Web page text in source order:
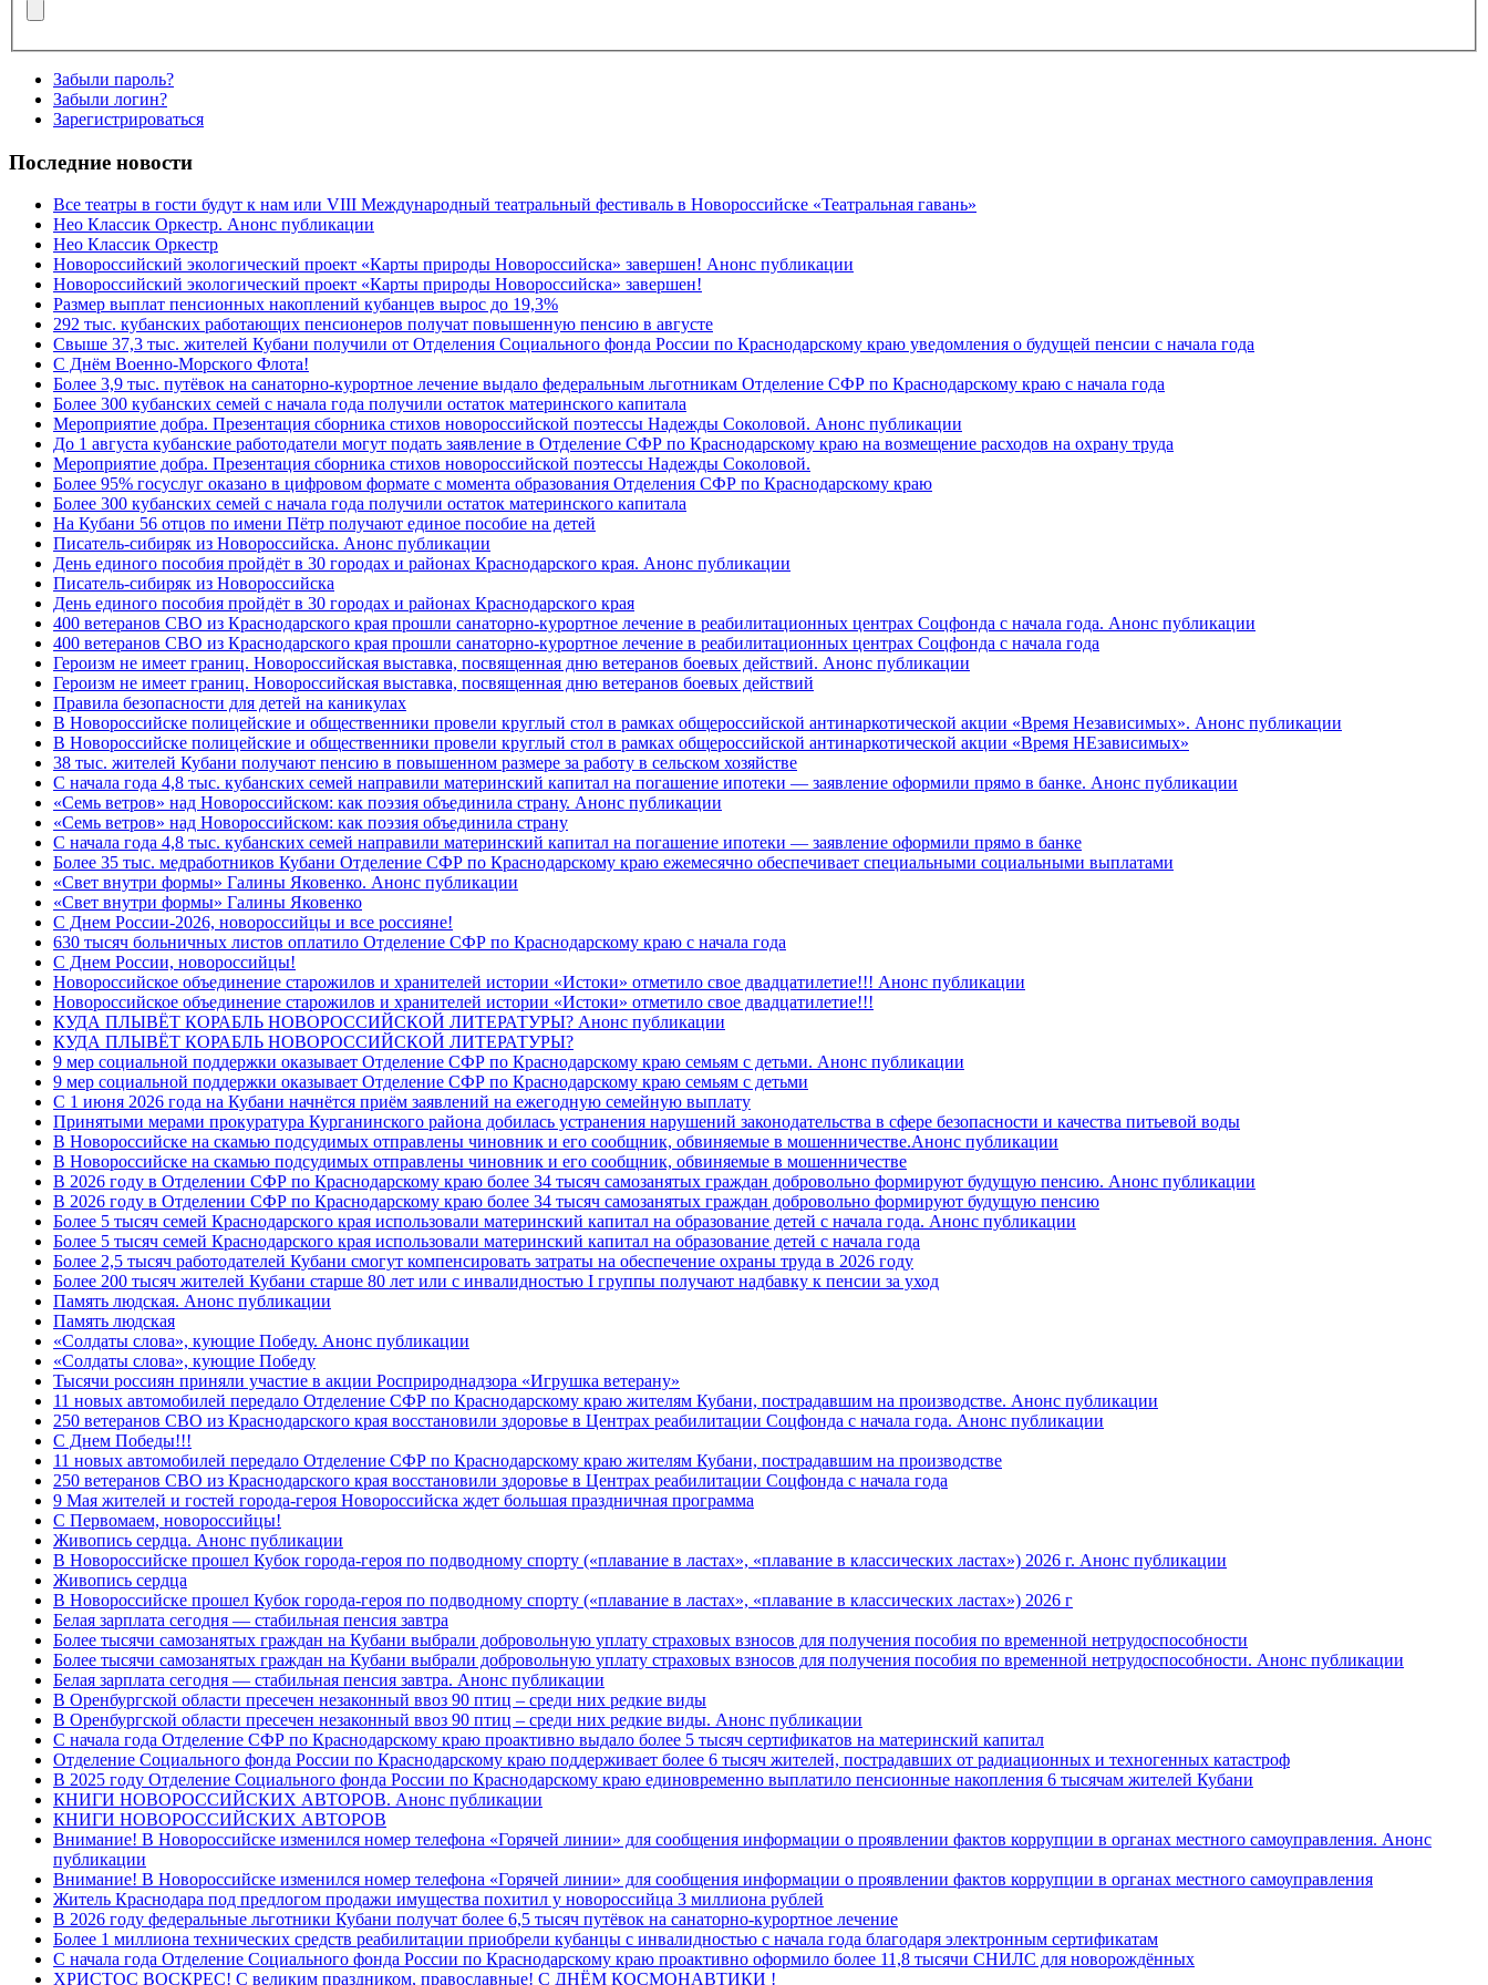
Забыли пароль?
Забыли логин?
Зарегистрироваться
Последние новости
Все театры в гости будут к нам или VIII Международный театральный фестиваль в Новороссийске «Театральная гавань»
Нео Классик Оркестр. Анонс публикации
Нео Классик Оркестр
Новороссийский экологический проект «Карты природы Новороссийска» завершен! Анонс публикации
Новороссийский экологический проект «Карты природы Новороссийска» завершен!
Размер выплат пенсионных накоплений кубанцев вырос до 19,3%
292 тыс. кубанских работающих пенсионеров получат повышенную пенсию в августе
Свыше 37,3 тыс. жителей Кубани получили от Отделения Социального фонда России по Краснодарскому краю уведомления о будущей пенсии с начала года
C Днём Военно-Морского Флота!
Более 3,9 тыс. путёвок на санаторно-курортное лечение выдало федеральным льготникам Отделение СФР по Краснодарскому краю с начала года
Более 300 кубанских семей с начала года получили остаток материнского капитала
Мероприятие добра. Презентация сборника стихов новороссийской поэтессы Надежды Соколовой. Анонс публикации
До 1 августа кубанские работодатели могут подать заявление в Отделение СФР по Краснодарскому краю на возмещение расходов на охрану труда
Мероприятие добра. Презентация сборника стихов новороссийской поэтессы Надежды Соколовой.
Более 95% госуслуг оказано в цифровом формате с момента образования Отделения СФР по Краснодарскому краю
Более 300 кубанских семей с начала года получили остаток материнского капитала
На Кубани 56 отцов по имени Пётр получают единое пособие на детей
Писатель-сибиряк из Новороссийска. Анонс публикации
День единого пособия пройдёт в 30 городах и районах Краснодарского края. Анонс публикации
Писатель-сибиряк из Новороссийска
День единого пособия пройдёт в 30 городах и районах Краснодарского края
400 ветеранов СВО из Краснодарского края прошли санаторно-курортное лечение в реабилитационных центрах Соцфонда с начала года. Анонс публикации
400 ветеранов СВО из Краснодарского края прошли санаторно-курортное лечение в реабилитационных центрах Соцфонда с начала года
Героизм не имеет границ. Новороссийская выставка, посвященная дню ветеранов боевых действий. Анонс публикации
Героизм не имеет границ. Новороссийская выставка, посвященная дню ветеранов боевых действий
Правила безопасности для детей на каникулах
В Новороссийске полицейские и общественники провели круглый стол в рамках общероссийской антинаркотической акции «Время Независимых». Анонс публикации
В Новороссийске полицейские и общественники провели круглый стол в рамках общероссийской антинаркотической акции «Время НЕзависимых»
38 тыс. жителей Кубани получают пенсию в повышенном размере за работу в сельском хозяйстве
С начала года 4,8 тыс. кубанских семей направили материнский капитал на погашение ипотеки — заявление оформили прямо в банке. Анонс публикации
«Семь ветров» над Новороссийском: как поэзия объединила страну. Анонс публикации
«Семь ветров» над Новороссийском: как поэзия объединила страну
С начала года 4,8 тыс. кубанских семей направили материнский капитал на погашение ипотеки — заявление оформили прямо в банке
Более 35 тыс. медработников Кубани Отделение СФР по Краснодарскому краю ежемесячно обеспечивает специальными социальными выплатами
«Свет внутри формы» Галины Яковенко. Анонс публикации
«Свет внутри формы» Галины Яковенко
C Днем России-2026, новороссийцы и все россияне!
630 тысяч больничных листов оплатило Отделение СФР по Краснодарскому краю с начала года
C Днем России, новороссийцы!
Новороссийское объединение старожилов и хранителей истории «Истоки» отметило свое двадцатилетие!!! Анонс публикации
Новороссийское объединение старожилов и хранителей истории «Истоки» отметило свое двадцатилетие!!!
КУДА ПЛЫВЁТ КОРАБЛЬ НОВОРОССИЙСКОЙ ЛИТЕРАТУРЫ? Анонс публикации
КУДА ПЛЫВЁТ КОРАБЛЬ НОВОРОССИЙСКОЙ ЛИТЕРАТУРЫ?
9 мер социальной поддержки оказывает Отделение СФР по Краснодарскому краю семьям с детьми. Анонс публикации
9 мер социальной поддержки оказывает Отделение СФР по Краснодарскому краю семьям с детьми
С 1 июня 2026 года на Кубани начнётся приём заявлений на ежегодную семейную выплату
Принятыми мерами прокуратура Курганинского района добилась устранения нарушений законодательства в сфере безопасности и качества питьевой воды
В Новороссийске на скамью подсудимых отправлены чиновник и его сообщник, обвиняемые в мошенничестве.Анонс публикации
В Новороссийске на скамью подсудимых отправлены чиновник и его сообщник, обвиняемые в мошенничестве
В 2026 году в Отделении СФР по Краснодарскому краю более 34 тысяч самозанятых граждан добровольно формируют будущую пенсию. Анонс публикации
В 2026 году в Отделении СФР по Краснодарскому краю более 34 тысяч самозанятых граждан добровольно формируют будущую пенсию
Более 5 тысяч семей Краснодарского края использовали материнский капитал на образование детей с начала года. Анонс публикации
Более 5 тысяч семей Краснодарского края использовали материнский капитал на образование детей с начала года
Более 2,5 тысяч работодателей Кубани смогут компенсировать затраты на обеспечение охраны труда в 2026 году
Более 200 тысяч жителей Кубани старше 80 лет или с инвалидностью I группы получают надбавку к пенсии за уход
Память людская. Анонс публикации
Память людская
«Солдаты слова», кующие Победу. Анонс публикации
«Солдаты слова», кующие Победу
Тысячи россиян приняли участие в акции Росприроднадзора «Игрушка ветерану»
11 новых автомобилей передало Отделение СФР по Краснодарскому краю жителям Кубани, пострадавшим на производстве. Анонс публикации
250 ветеранов СВО из Краснодарского края восстановили здоровье в Центрах реабилитации Соцфонда с начала года. Анонс публикации
С Днем Победы!!!
11 новых автомобилей передало Отделение СФР по Краснодарскому краю жителям Кубани, пострадавшим на производстве
250 ветеранов СВО из Краснодарского края восстановили здоровье в Центрах реабилитации Соцфонда с начала года
9 Мая жителей и гостей города-героя Новороссийска ждет большая праздничная программа
C Первомаем, новороссийцы!
Живопись сердца. Анонс публикации
В Новороссийске прошел Кубок города-героя по подводному спорту («плавание в ластах», «плавание в классических ластах») 2026 г. Анонс публикации
Живопись сердца
В Новороссийске прошел Кубок города-героя по подводному спорту («плавание в ластах», «плавание в классических ластах») 2026 г
Белая зарплата сегодня — стабильная пенсия завтра
Более тысячи самозанятых граждан на Кубани выбрали добровольную уплату страховых взносов для получения пособия по временной нетрудоспособности
Более тысячи самозанятых граждан на Кубани выбрали добровольную уплату страховых взносов для получения пособия по временной нетрудоспособности. Анонс публикации
Белая зарплата сегодня — стабильная пенсия завтра. Анонс публикации
В Оренбургской области пресечен незаконный ввоз 90 птиц – среди них редкие виды
В Оренбургской области пресечен незаконный ввоз 90 птиц – среди них редкие виды. Анонс публикации
С начала года Отделение СФР по Краснодарскому краю проактивно выдало более 5 тысяч сертификатов на материнский капитал
Отделение Социального фонда России по Краснодарскому краю поддерживает более 6 тысяч жителей, пострадавших от радиационных и техногенных катастроф
В 2025 году Отделение Социального фонда России по Краснодарскому краю единовременно выплатило пенсионные накопления 6 тысячам жителей Кубани
КНИГИ НОВОРОССИЙСКИХ АВТОРОВ. Анонс публикации
КНИГИ НОВОРОССИЙСКИХ АВТОРОВ
Внимание! В Новороссийске изменился номер телефона «Горячей линии» для сообщения информации о проявлении фактов коррупции в органах местного самоуправления. Анонс
публикации
Внимание! В Новороссийске изменился номер телефона «Горячей линии» для сообщения информации о проявлении фактов коррупции в органах местного самоуправления
Житель Краснодара под предлогом продажи имущества похитил у новороссийца 3 миллиона рублей
В 2026 году федеральные льготники Кубани получат более 6,5 тысяч путёвок на санаторно‑курортное лечение
Более 1 миллиона технических средств реабилитации приобрели кубанцы с инвалидностью с начала года благодаря электронным сертификатам
С начала года Отделение Социального фонда России по Краснодарскому краю проактивно оформило более 11,8 тысячи СНИЛС для новорождённых
ХРИСТОС ВОСКРЕС! С великим праздником, православные! C ДНЁМ КОСМОНАВТИКИ !